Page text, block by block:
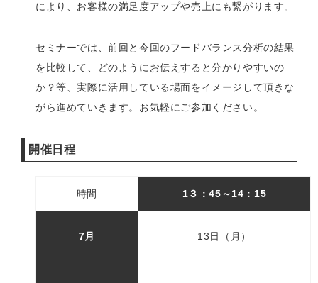
により、お客様の満足度アップや売上にも繋がります。
セミナーでは、前回と今回のフードバランス分析の結果
を比較して、どのようにお伝えすると分かりやすいの
か？等、実際に活用している場面をイメージして頂きな
がら進めていきます。お気軽にご参加ください。
開催日程
時間 1３：45～14：15
7月 13日（月）